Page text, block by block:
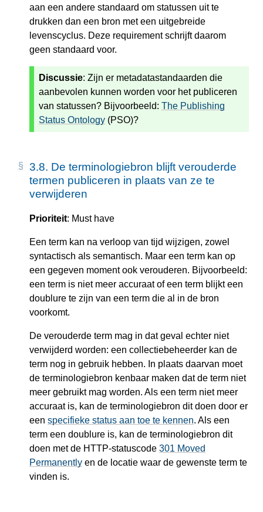
aan een andere standaard om statussen uit te
drukken dan een bron met een uitgebreide
levenscyclus. Deze requirement schrijft daarom
geen standaard voor.
Discussie: Zijn er metadatastandaarden die
aanbevolen kunnen worden voor het publiceren
van statussen? Bijvoorbeeld: The Publishing
Status Ontology (PSO)?
3.8. De terminologiebron blijft verouderde
termen publiceren in plaats van ze te
verwijderen
Prioriteit: Must have
Een term kan na verloop van tijd wijzigen, zowel
syntactisch als semantisch. Maar een term kan op
een gegeven moment ook verouderen. Bijvoorbeeld:
een term is niet meer accuraat of een term blijkt een
doublure te zijn van een term die al in de bron
voorkomt.
De verouderde term mag in dat geval echter niet
verwijderd worden: een collectiebeheerder kan de
term nog in gebruik hebben. In plaats daarvan moet
de terminologiebron kenbaar maken dat de term niet
meer gebruikt mag worden. Als een term niet meer
accuraat is, kan de terminologiebron dit doen door er
een specifieke status aan toe te kennen. Als een
term een doublure is, kan de terminologiebron dit
doen met de HTTP-statuscode 301 Moved
Permanently en de locatie waar de gewenste term te
vinden is.